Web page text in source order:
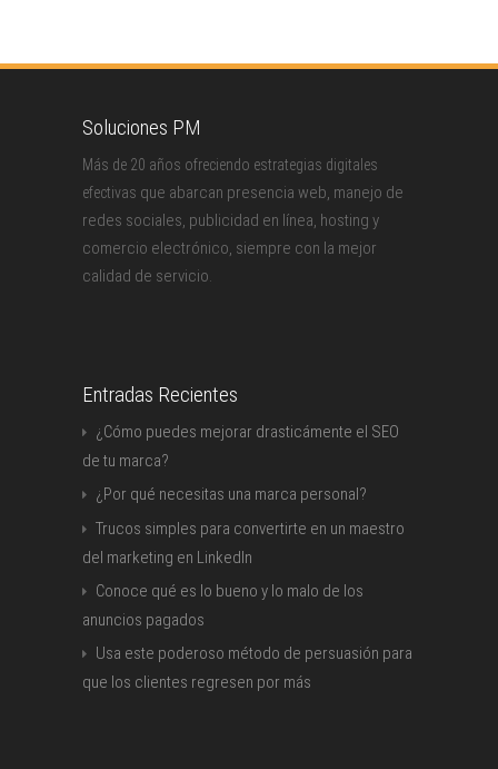
Soluciones PM
Más de 20 años ofreciendo estrategias digitales
efectivas que abarcan presencia web, manejo de
redes sociales, publicidad en línea, hosting y
comercio electrónico, siempre con la mejor
calidad de servicio.
Entradas Recientes
¿Cómo puedes mejorar drasticámente el SEO
de tu marca?
¿Por qué necesitas una marca personal?
Trucos simples para convertirte en un maestro
del marketing en LinkedIn
Conoce qué es lo bueno y lo malo de los
anuncios pagados
Usa este poderoso método de persuasión para
que los clientes regresen por más